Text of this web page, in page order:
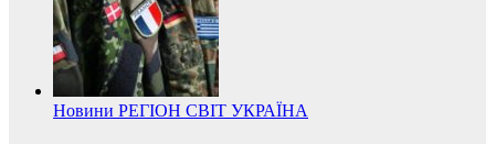
Новини РЕГІОН СВІТ УКРАЇНА